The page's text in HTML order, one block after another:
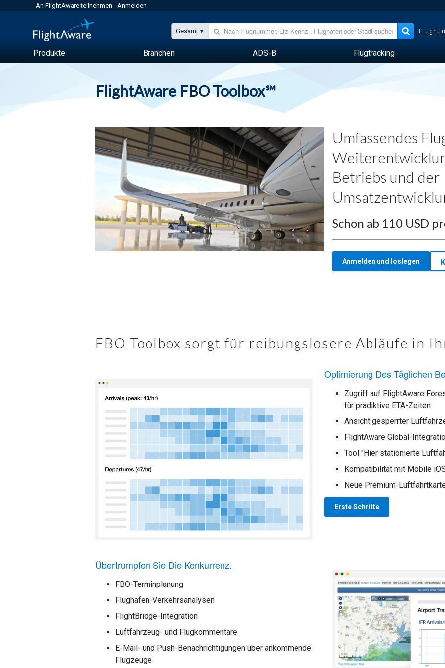
An FlightAware teilnehmen Anmelden
Gesamt
Produkte Branchen ADS-B Flugtracking
FlightAware FBO Toolbox℠
Umfassendes
Betriebs und der
Schon ab 110 USD
Anmelden und loslegen
FBO Toolbox sorgt für reibungslosere Abläufe in
Optimierung Des Täglichen
Zugriff auf FlightAware
für prädiktive ETA-Zeiten
Ansicht gesperrter
FlightAware Global-
Tool "Hier stationierte
Kompatibilität mit Mobile
Neue Premium-
Erste Schritte
Übertrumpfen Sie Die Konkurrenz.
FBO-Terminplanung
Flughafen-Verkehrsanalysen
FlightBridge-Integration
Luftfahrzeug- und Flugkommentare
E-Mail- und Push-Benachrichtigungen über ankommende
Flugzeuge